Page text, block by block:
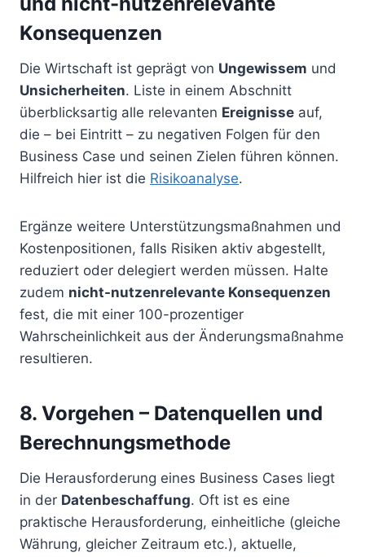
Konsequenzen
Die Wirtschaft ist geprägt von Ungewissem und
Unsicherheiten. Liste in einem Abschnitt
überblicksartig alle relevanten Ereignisse auf,
die – bei Eintritt – zu negativen Folgen für den
Business Case und seinen Zielen führen können.
Hilfreich hier ist die Risikoanalyse.
Ergänze weitere Unterstützungsmaßnahmen und
Kostenpositionen, falls Risiken aktiv abgestellt,
reduziert oder delegiert werden müssen. Halte
zudem nicht-nutzenrelevante Konsequenzen
fest, die mit einer 100-prozentiger
Wahrscheinlichkeit aus der Änderungsmaßnahme
resultieren.
8. Vorgehen – Datenquellen und
Berechnungsmethode
Die Herausforderung eines Business Cases liegt
in der Datenbeschaffung. Oft ist es eine
praktische Herausforderung, einheitliche (gleiche
Währung, gleicher Zeitraum etc.), aktuelle,